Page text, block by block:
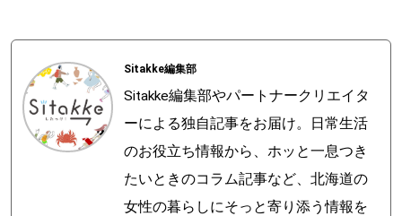
Sitakke編集部
Sitakke編集部やパートナークリエイタ
ーによる独自記事をお届け。日常生活
のお役立ち情報から、ホッと一息つき
たいときのコラム記事など、北海道の
女性の暮らしにそっと寄り添う情報を